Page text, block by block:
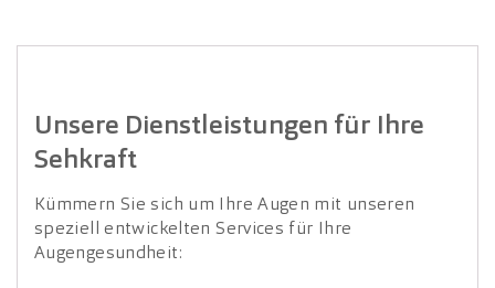
Unsere Dienstleistungen für Ihre
Sehkraft
Kümmern Sie sich um Ihre Augen mit unseren
speziell entwickelten Services für Ihre
Augengesundheit: